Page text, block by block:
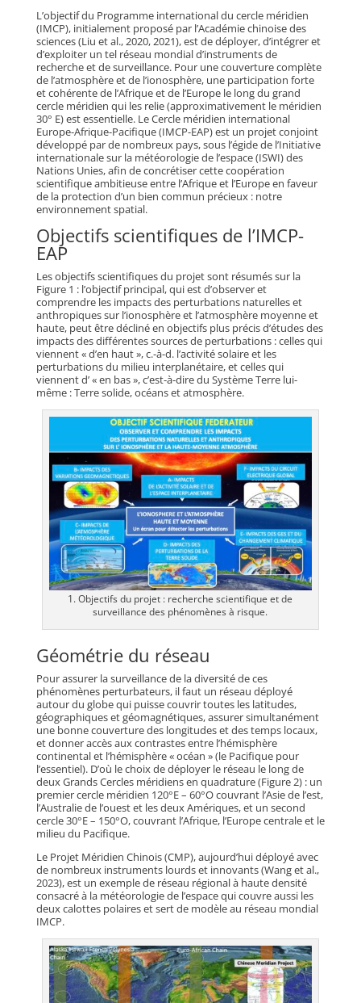
L’objectif du Programme international du cercle méridien
(IMCP), initialement proposé par l’Académie chinoise des
sciences (Liu et al., 2020, 2021), est de déployer, d’intégrer et
d’exploiter un tel réseau mondial d’instruments de
recherche et de surveillance. Pour une couverture complète
de l’atmosphère et de l’ionosphère, une participation forte
et cohérente de l’Afrique et de l’Europe le long du grand
cercle méridien qui les relie (approximativement le méridien
30° E) est essentielle. Le Cercle méridien international
Europe-Afrique-Pacifique (IMCP-EAP) est un projet conjoint
développé par de nombreux pays, sous l’égide de l’Initiative
internationale sur la météorologie de l’espace (ISWI) des
Nations Unies, afin de concrétiser cette coopération
scientifique ambitieuse entre l’Afrique et l’Europe en faveur
de la protection d’un bien commun précieux : notre
environnement spatial.
Objectifs scientifiques de l’IMCP-
EAP
Les objectifs scientifiques du projet sont résumés sur la
Figure 1 : l’objectif principal, qui est d’observer et
comprendre les impacts des perturbations naturelles et
anthropiques sur l’ionosphère et l’atmosphère moyenne et
haute, peut être décliné en objectifs plus précis d’études des
impacts des différentes sources de perturbations : celles qui
viennent « d’en haut », c.-à-d. l’activité solaire et les
perturbations du milieu interplanétaire, et celles qui
viennent d’ « en bas », c’est-à-dire du Système Terre lui-
même : Terre solide, océans et atmosphère.
1. Objectifs du projet : recherche scientifique et de
surveillance des phénomènes à risque.
Géométrie du réseau
Pour assurer la surveillance de la diversité de ces
phénomènes perturbateurs, il faut un réseau déployé
autour du globe qui puisse couvrir toutes les latitudes,
géographiques et géomagnétiques, assurer simultanément
une bonne couverture des longitudes et des temps locaux,
et donner accès aux contrastes entre l’hémisphère
continental et l’hémisphère « océan » (le Pacifique pour
l’essentiel). D’où le choix de déployer le réseau le long de
deux Grands Cercles méridiens en quadrature (Figure 2) : un
premier cercle méridien 120°E – 60°O couvrant l’Asie de l’est,
l’Australie de l’ouest et les deux Amériques, et un second
cercle 30°E – 150°O, couvrant l’Afrique, l’Europe centrale et le
milieu du Pacifique.
Le Projet Méridien Chinois (CMP), aujourd’hui déployé avec
de nombreux instruments lourds et innovants (Wang et al.,
2023), est un exemple de réseau régional à haute densité
consacré à la météorologie de l’espace qui couvre aussi les
deux calottes polaires et sert de modèle au réseau mondial
IMCP.